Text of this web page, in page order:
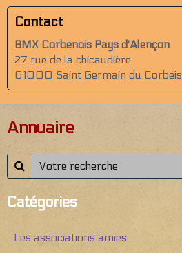
Annuaire
Catégories
Les associations amies
Contact
BMX Corbenois Pays d'Alençon
27 rue de la chicaudière
61000 Saint Germain du Corbéîs